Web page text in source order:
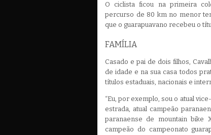
O ciclista ficou na primeira
percurso de 80 km no menor
que o guarapuavano recebeu o
FAMÍLIA
Casado e pai de dois filhos,
de idade e na sua casa todos
títulos estaduais, nacionais e
“Eu, por exemplo, sou o atual
estrada, atual campeão
paranaense de mountain bike
campeão do campeonato